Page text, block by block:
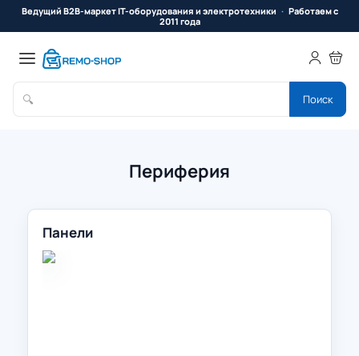
Ведущий B2B-маркет IT-оборудования и электротехники
Работаем с
2011 года
🔍 Поиск
Периферия
Панели